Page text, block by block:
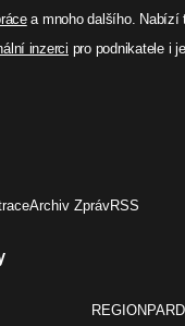
a mnoho dalšího. Nabízí
inzerci pro podnikatele i
Archiv ZprávRSS